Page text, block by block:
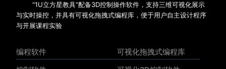
“1U立方星教具”配备3D控制操作软件，支持三维可视化展示
与实时操控，并具有可视化拖拽式编程库，便于用户自主设计程序
与开展课程实验
编程软件 可视化拖拽式编程库